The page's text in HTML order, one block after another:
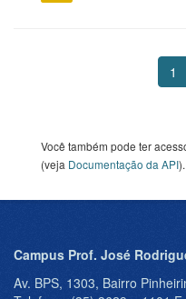
1
Você também pode ter
(veja Documentação da API).
Campus Prof. José
Av. BPS, 1303, Bairro